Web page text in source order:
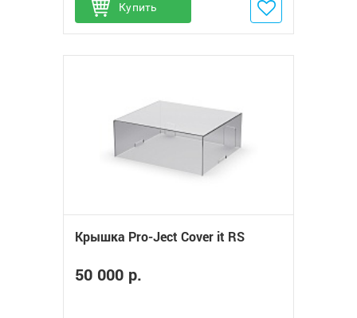
Купить
Добавить в избранное
Крышка Pro-Ject Cover it RS
50 000 р.